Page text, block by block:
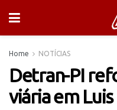
Home NOTÍCIAS
Detran-PI
viária em